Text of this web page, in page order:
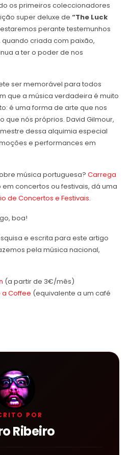
os primeiros coleccionadores
super deluxe de “The Luck
perante testemunhos
criada com paixão,
a ter o poder de nos
ser memorável para todos
que a música verdadeira é muito
é uma forma de arte que nos
nós próprios. David Gilmour,
dessa alquimia especial
e performances em
música portuguesa? Carrega
concertos ou festivais, dá uma
de Concertos e Festivais.
boa!
e escrita para este artigo
pela música nacional,
(a partir de 3€/mês)
a Coffee (equivalente a um café
POR
Ribeiro